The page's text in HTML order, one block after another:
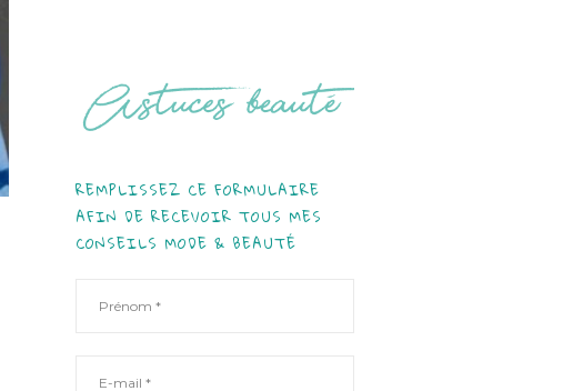
REMPLISSEZ CE FORMULAIRE
AFIN DE RECEVOIR TOUS MES
CONSEILS MODE & BEAUTÉ